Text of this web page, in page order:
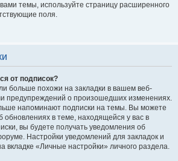
темы, используйте страницу расширенного
поля.
от подписок?
больше похожи на закладки в вашем веб-
предупреждений о произошедших изменениях.
напоминают подписки на темы. Вы можете
обновлениях в теме, находящейся у вас в
вы будете получать уведомления об
Настройки уведомлений для закладок и
вкладке «Личные настройки» личного раздела.